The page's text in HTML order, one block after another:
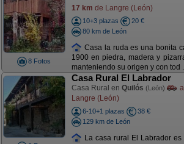
8 Fotos
17 km de Langre (León)
10+3 plazas
20 €
80 km de León
Casa la ruda es una bonita
1900 en piedra, madera y
manteniendo su origen y con tod
Casa Rural El Labrador
Casa Rural en Quilós (León) a
Langre (León)
6-10+1 plazas
38 €
129 km de León
La casa rural El Labrador